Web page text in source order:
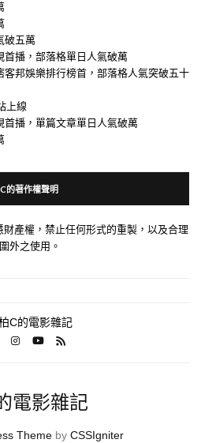
破五萬
首播，部落格單日人氣破萬
客邦娛樂排行榜首，部落格人氣突破五十
上線
首播，單篇文章單日人氣破萬
的著作權聲明
產權，禁止任何形式的重製，以及合理
外之使用。
C的電影雜記
電影雜記
Themeby CSSIgniter